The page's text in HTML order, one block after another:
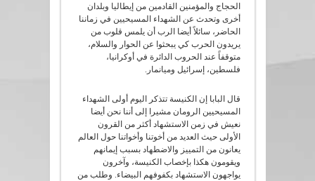
الحجاج والمؤمنين القادمين من إيطاليا وبلدان
أخرى وتحدث عن الشهداء المسيحيين في زماننا
الحاضر، سائلاً أيضا الرب أن يلمس قلوب من
يريدون الحرب كي يبحثوا عن الحوار والسلام،
متوقفاً عند الحروب الدائرة في أوكرانيا،
فلسطين، إسرائيل وميانمار.
قال البابا إن الكنيسة تتذكر اليوم أولى الشهداء
المسيحيين الرومان مشيرا إلى أننا نحن أيضا
نعيش في زمن الاستشهاد أكثر من القرون
الأولى حيث العديد من أخوتنا وأخواتنا حول العالم
يعانون من التمييز والاضطهاد بسبب إيمانهم
ويقومون هكذا بإخصاب الكنيسة، وآخرون
يواجهون الاستشهاد بكفوفهم البيضاء. وطلب من